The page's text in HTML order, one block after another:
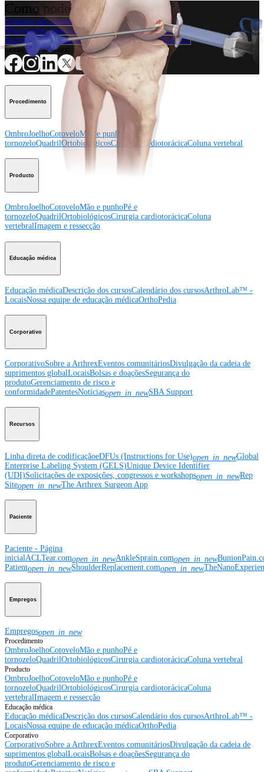
Como podemos ajudar?
Contacte um representante
Veja eventos, laboratórios e oportunidades educacionais
Inscreva-se para receber: O que há de novo na Arthrex?
Conecte-se conosco
Procedimento
OmbroJoelhoCotoveloMão e punho
tornozeloQuadrilOrtobiológicosCirurgia cardiotorácicaColuna vertebral
Producto
OmbroJoelhoCotoveloMão e punhoPé e
tornozeloQuadrilOrtobiológicosCirurgia cardiotorácicaColuna
vertebralImagem e ressecção
Educação médica
Educação médicaDescrição dos cursosCalendário dos cursosArthroLab™ -
LocaisNossa equipe de educação médicaOrthoPedia
Corporativo
CorporativoSobre a ArthrexEventos comunitáriosDivulgação da cadeia de
suprimentos globalLocaisBolsas e doaçõesSegurança do
produtoGerenciamento de risco e
conformidadePatentesNotíciasopen_in_newSBA Support
Recursos
Linha direta de codificaçãoeDFUs (Instructions for Use)open_in_newGlobal
Enterprise Labeling System (GELS)Unique Device Identifier
(UDI)Solicitações de exposições, congressos e workshopsopen_in_newRep
Siteopen_in_newThe Arthrex Surgeon App
Paciente
Paciente - Página
inicial ACLTear.comopen_in_newAnkleSprain.comopen_in_new
Patientopen_in_newShoulderReplacement.comopen_in_new
Empregos
Empregosopen_in_new
Procedimento
OmbroJoelhoCotoveloMão e punhoPé e
tornozeloQuadrilOrtobiológicosCirurgia cardiotorácicaColuna vertebral
Producto
OmbroJoelhoCotoveloMão e punhoPé e
tornozeloQuadrilOrtobiológicosCirurgia cardiotorácicaColuna
vertebralImagem e ressecção
Educação médica
Educação médicaDescrição dos cursosCalendário dos cursosArthroLab™ -
LocaisNossa equipe de educação médicaOrthoPedia
Corporativo
CorporativoSobre a ArthrexEventos comunitáriosDivulgação da cadeia de
suprimentos globalLocaisBolsas e doaçõesSegurança do
produtoGerenciamento de risco e